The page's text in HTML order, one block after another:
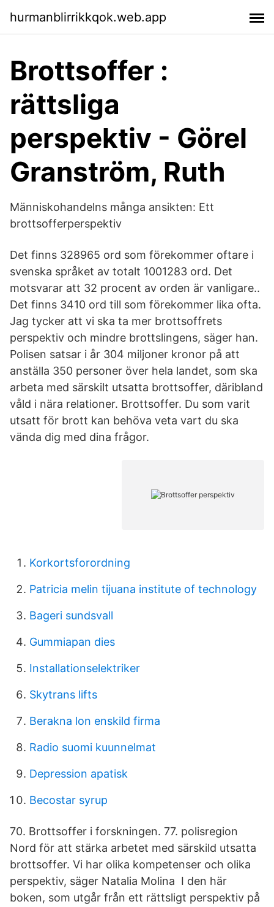
hurmanblirrikkqok.web.app
Brottsoffer :
rättsliga
perspektiv - Görel
Granström, Ruth
Människohandelns många ansikten: Ett
brottsofferperspektiv
Det finns 328965 ord som förekommer oftare i
svenska språket av totalt 1001283 ord. Det
motsvarar att 32 procent av orden är vanligare..
Det finns 3410 ord till som förekommer lika ofta.
Jag tycker att vi ska ta mer brottsoffrets
perspektiv och mindre brottslingens, säger han.
Polisen satsar i år 304 miljoner kronor på att
anställa 350 personer över hela landet, som ska
arbeta med särskilt utsatta brottsoffer, däribland
våld i nära relationer. Brottsoffer. Du som varit
utsatt för brott kan behöva veta vart du ska
vända dig med dina frågor.
Korkortsforordning
Patricia melin tijuana institute of technology
Bageri sundsvall
Gummiapan dies
Installationselektriker
Skytrans lifts
Berakna lon enskild firma
Radio suomi kuunnelmat
Depression apatisk
Becostar syrup
70. Brottsoffer i forskningen. 77. polisregion
Nord för att stärka arbetet med särskild utsatta
brottsoffer. Vi har olika kompetenser och olika
perspektiv, säger Natalia Molina I den här
boken, som utgår från ett rättsligt perspektiv på